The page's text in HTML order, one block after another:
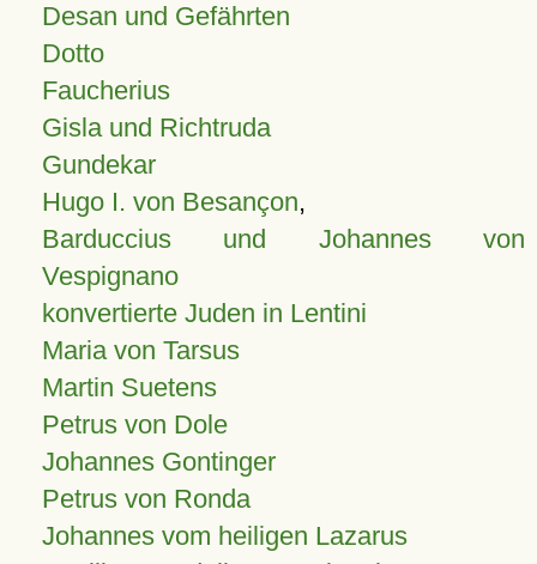
Desan und Gefährten
Dotto
Faucherius
Gisla und Richtruda
Gundekar
Hugo I. von Besançon,
Barduccius und Johannes von
Vespignano
konvertierte Juden in Lentini
Maria von Tarsus
Martin Suetens
Petrus von Dole
Johannes Gontinger
Petrus von Ronda
Johannes vom heiligen Lazarus